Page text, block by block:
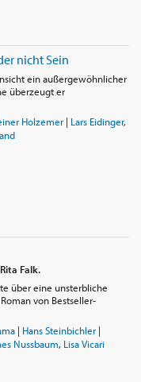
nicht Sein
ein außergewöhnlicher
überzeugt er
Holzemer| Lars Eidinger,
Falk.
über eine unsterbliche
von Bestseller-
| Hans Steinbichler|
Nussbaum, Lisa Vicari